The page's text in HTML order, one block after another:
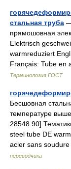
стальная труба
прямошовная
Elektrisch
warmreduziert
Français: Tube
Терминология ГОСТ
Бесшовная
температуре
28548 90]
steel tube DE
acier sans
переводчика